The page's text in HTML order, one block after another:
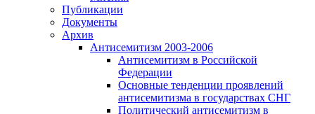
Публикации
Документы
Архив
Антисемитизм 2003-2006
Антисемитизм в Российской
Федерации
Основные тенденции проявлений
антисемитизма в государствах СНГ
Политический антисемитизм в